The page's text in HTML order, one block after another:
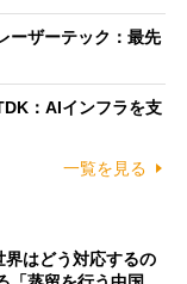
ーザーテック：最先
：AIインフラを支
一覧を見る
はどう対応するの